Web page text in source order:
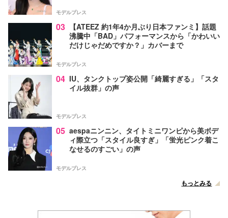
モデルプレス
03
【ATEEZ 約1年4か月ぶり日本ファンミ】話題
沸騰中「BAD」パフォーマンスから「かわいい
だけじゃだめですか？」カバーまで
モデルプレス
04 IU、タンクトップ姿公開「綺麗すぎる」「スタ
イル抜群」の声
モデルプレス
05 aespaニンニン、タイトミニワンピから美ボデ
ィ際立つ「スタイル良すぎ」「蛍光ピンク着こ
なせるのすごい」の声
モデルプレス
もっとみる